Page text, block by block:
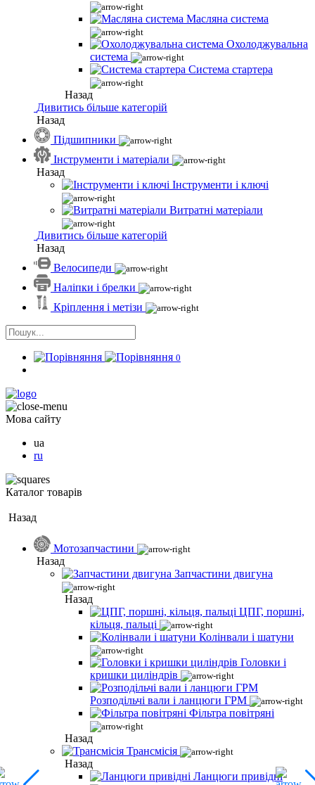
Масляна система
Охолоджувальна
система
Система стартера
Назад
Дивитись більше категорій
Назад
Підшипники
Інструменти і матеріали
Назад
Інструменти і ключі
Витратні матеріали
Дивитись більше категорій
Назад
Велосипеди
Наліпки і брелки
Кріплення і метізи
0
Мова сайту
ua
ru
Каталог товарів
Назад
Мотозапчастини
Назад
Запчастини двигуна
Назад
ЦПГ, поршні,
кільця, пальці
Колінвали і шатуни
Головки і
кришки циліндрів
Розподільчі вали і ланцюги ГРМ
Фільтра повітряні
Назад
Трансмісія
Назад
Ланцюги привідні